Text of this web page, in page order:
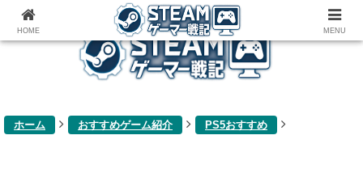
ゲーム関連雑記ブログ
ホーム おすすめゲーム紹介 PS5おすすめ
HOME MENU